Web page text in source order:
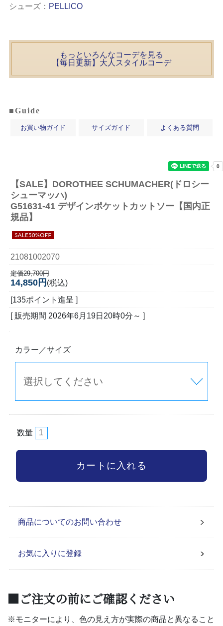
シューズ： PELLICO
もっといろんなコーデを見る
【毎日更新】大人スタイルコーデ
■Guide
お買い物ガイド サイズガイド よくある質問
【SALE】 DOROTHEE SCHUMACHER(ドロシー
シューマッハ)
G51631-41 デザインポケットカットソー【国内正
規品】
21081002070
定価29,700円
14,850円 (税込)
[135ポイント進呈 ]
[ 販売期間 2026年6月19日20時0分 ～ ]
カラー／サイズ
数量
商品についてのお問い合わせ
お気に入りに登録
■ご注文の前にご確認ください
※モニターにより、色の見え方が実際の商品と異なること